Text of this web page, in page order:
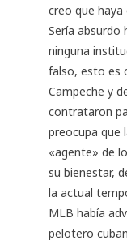
creo que
Sería absurdo
ninguna
falso, esto es
Campeche y
contrataron
preocupa que
«agente» de
su bienestar,
la actual
MLB había
pelotero